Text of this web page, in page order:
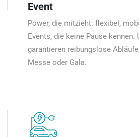
Event
Power, die mitzieht: flexibel,
Events, die keine Pause
garantieren reibungslose
Messe oder Gala.